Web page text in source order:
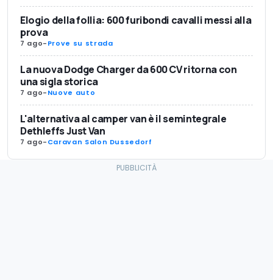
Elogio della follia: 600 furibondi cavalli messi alla
prova
7 ago-Prove su strada
La nuova Dodge Charger da 600 CV ritorna con
una sigla storica
7 ago-Nuove auto
L'alternativa al camper van è il semintegrale
Dethleffs Just Van
7 ago-Caravan Salon Dussedorf